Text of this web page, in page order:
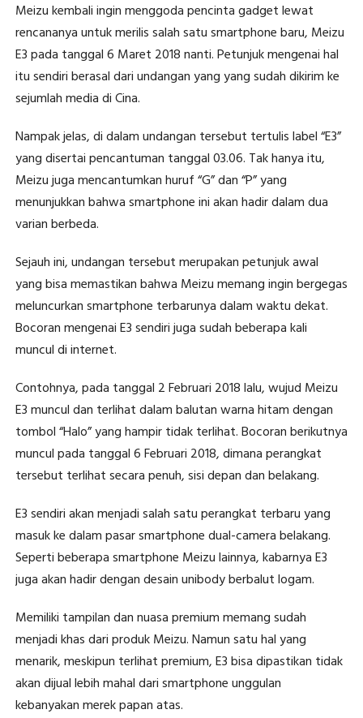
Meizu kembali ingin menggoda pencinta gadget lewat
rencananya untuk merilis salah satu smartphone baru, Meizu
E3 pada tanggal 6 Maret 2018 nanti. Petunjuk mengenai hal
itu sendiri berasal dari undangan yang yang sudah dikirim ke
sejumlah media di Cina.
Nampak jelas, di dalam undangan tersebut tertulis label “E3”
yang disertai pencantuman tanggal 03.06. Tak hanya itu,
Meizu juga mencantumkan huruf “G” dan “P” yang
menunjukkan bahwa smartphone ini akan hadir dalam dua
varian berbeda.
Sejauh ini, undangan tersebut merupakan petunjuk awal
yang bisa memastikan bahwa Meizu memang ingin bergegas
meluncurkan smartphone terbarunya dalam waktu dekat.
Bocoran mengenai E3 sendiri juga sudah beberapa kali
muncul di internet.
Contohnya, pada tanggal 2 Februari 2018 lalu, wujud Meizu
E3 muncul dan terlihat dalam balutan warna hitam dengan
tombol “Halo” yang hampir tidak terlihat. Bocoran berikutnya
muncul pada tanggal 6 Februari 2018, dimana perangkat
tersebut terlihat secara penuh, sisi depan dan belakang.
E3 sendiri akan menjadi salah satu perangkat terbaru yang
masuk ke dalam pasar smartphone dual-camera belakang.
Seperti beberapa smartphone Meizu lainnya, kabarnya E3
juga akan hadir dengan desain unibody berbalut logam.
Memiliki tampilan dan nuasa premium memang sudah
menjadi khas dari produk Meizu. Namun satu hal yang
menarik, meskipun terlihat premium, E3 bisa dipastikan tidak
akan dijual lebih mahal dari smartphone unggulan
kebanyakan merek papan atas.